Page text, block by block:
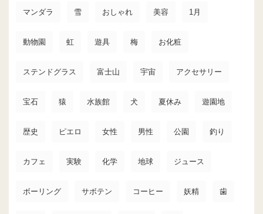
マンダラ 雪 おしゃれ 美容 1月
動物園 虹 遊具 梅 お化粧
ステンドグラス 富士山 宇宙 アクセサリー
宝石 猿 水族館 犬 夏休み 遊園地
歴史 ピエロ 女性 男性 公園 釣り
カフェ 実験 化学 地球 ジュース
ボーリング サボテン コーヒー 妖精 歯